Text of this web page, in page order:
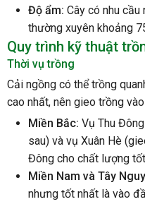
Độ ẩm: Cây có nhu
thường xuyên khoảng
Quy trình kỹ thuật
Thời vụ trồng
Cải ngồng có thể trồng
cao nhất, nên gieo trồng
Miền Bắc: Vụ Thu
sau) và vụ Xuân Hè
Đông cho chất lượng
Miền Nam và Tây
nhưng tốt nhất là vào